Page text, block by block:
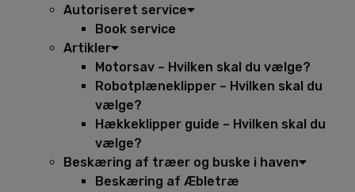
Autoriseret service
Book service
Artikler
Motorsav – Hvilken skal du vælge?
Robotplæneklipper – Hvilken skal du
vælge?
Hækkeklipper guide – Hvilken skal du
vælge?
Beskæring af træer og buske i haven
Beskæring af Æbletræ